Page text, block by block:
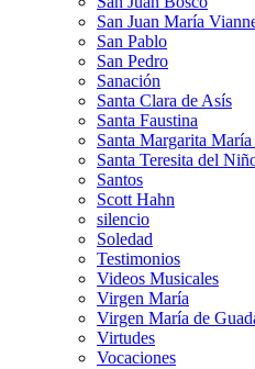
San Juan María
San Pablo
San Pedro
Sanación
Santa Clara de Asís
Santa Faustina
Santa Margarita
Santa Teresita del
Santos
Scott Hahn
silencio
Soledad
Testimonios
Videos Musicales
Virgen María
Virgen María de
Virtudes
Vocaciones